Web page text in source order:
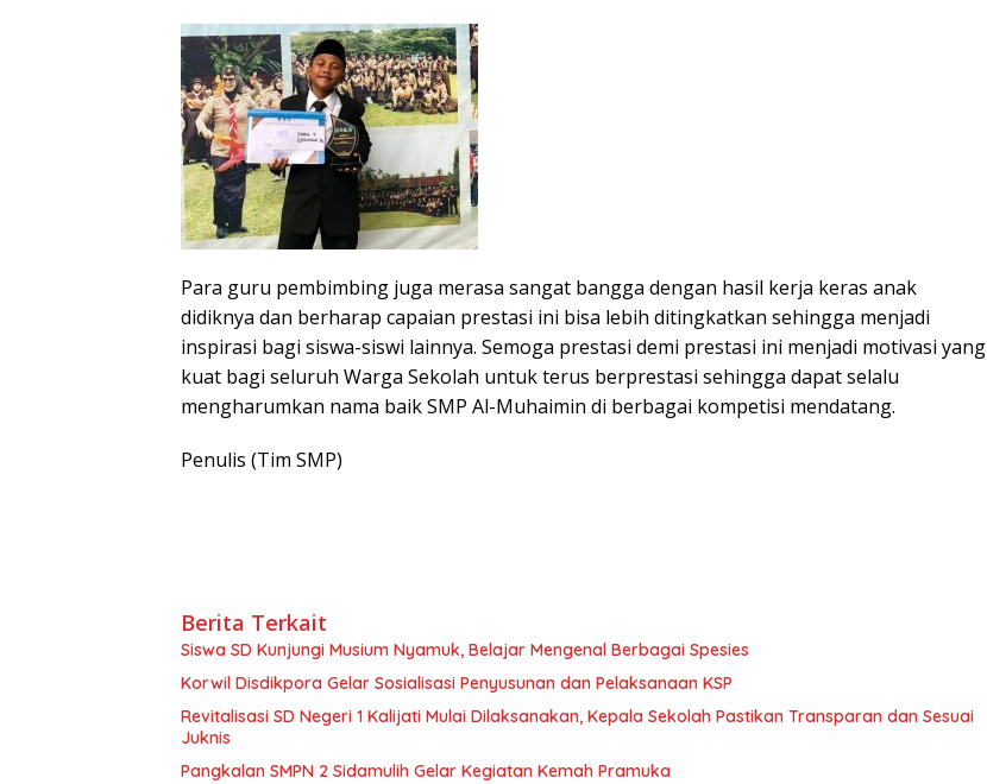
Para guru pembimbing juga merasa sangat bangga dengan hasil kerja keras anak
didiknya dan berharap capaian prestasi ini bisa lebih ditingkatkan sehingga menjadi
inspirasi bagi siswa-siswi lainnya. Semoga prestasi demi prestasi ini menjadi motivasi yang
kuat bagi seluruh Warga Sekolah untuk terus berprestasi sehingga dapat selalu
mengharumkan nama baik SMP Al-Muhaimin di berbagai kompetisi mendatang.
Penulis (Tim SMP)
Berita Terkait
Siswa SD Kunjungi Musium Nyamuk, Belajar Mengenal Berbagai Spesies
Korwil Disdikpora Gelar Sosialisasi Penyusunan dan Pelaksanaan KSP
Revitalisasi SD Negeri 1 Kalijati Mulai Dilaksanakan, Kepala Sekolah Pastikan Transparan dan Sesuai
Juknis
Pangkalan SMPN 2 Sidamulih Gelar Kegiatan Kemah Pramuka